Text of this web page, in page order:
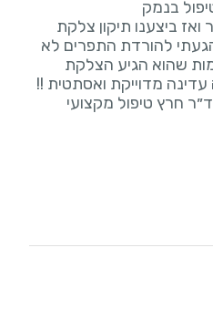
ביצענו תיקון צלקת
להורדת התפרים לא
שהוא הגיע הצלקת
מדוייקת ואסתטית !!
חרץ טיפול מקצועי